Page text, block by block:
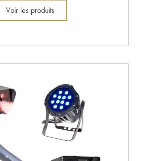
Voir les produits